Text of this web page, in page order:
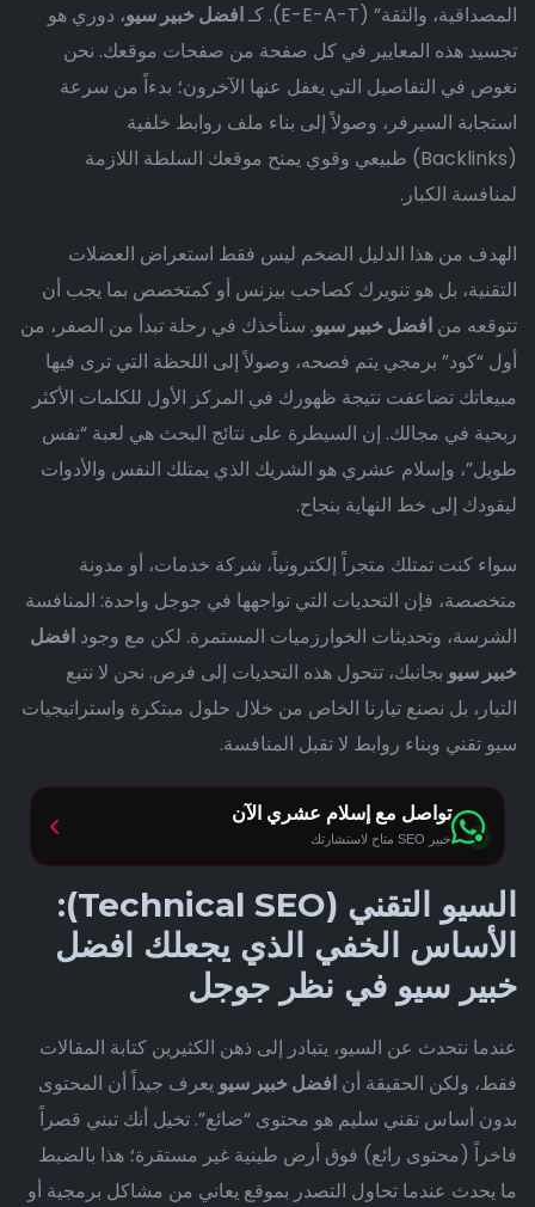
المصداقية، والثقة” (E-E-A-T). كـ
افضل خبير سيو، دوري هو
تجسيد هذه المعايير في كل صفحة من صفحات موقعك. نحن
نغوص في التفاصيل التي يغفل عنها الآخرون؛ بدءاً من سرعة
استجابة السيرفر، وصولاً إلى بناء ملف روابط خلفية
(Backlinks) طبيعي وقوي يمنح موقعك السلطة اللازمة
لمنافسة الكبار.
الهدف من هذا الدليل الضخم ليس فقط استعراض العضلات
التقنية، بل هو تنويرك كصاحب بيزنس أو كمتخصص بما يجب أن
تتوقعه من افضل خبير سيو. سنأخذك في رحلة تبدأ من الصفر، من
أول “كود” برمجي يتم فصحه، وصولاً إلى اللحظة التي ترى فيها
مبيعاتك تضاعفت نتيجة ظهورك في المركز الأول للكلمات الأكثر
ربحية في مجالك. إن السيطرة على نتائج البحث هي لعبة “نفس
طويل”، وإسلام عشري هو الشريك الذي يمتلك النفس والأدوات
ليقودك إلى خط النهاية بنجاح.
سواء كنت تمتلك متجراً إلكترونياً، شركة خدمات، أو مدونة
متخصصة، فإن التحديات التي تواجهها في جوجل واحدة: المنافسة
الشرسة، وتحديثات الخوارزميات المستمرة. لكن مع وجود افضل
خبير سيو بجانبك، تتحول هذه التحديات إلى فرص. نحن لا نتبع
التيار، بل نصنع تيارنا الخاص من خلال حلول مبتكرة واستراتيجيات
سيو تقني وبناء روابط لا تقبل المنافسة.
تواصل مع إسلام عشري الآن
خبير SEO متاح لاستشارتك
السيو التقني (Technical SEO):
الأساس الخفي الذي يجعلك افضل
خبير سيو في نظر جوجل
عندما نتحدث عن السيو، يتبادر إلى ذهن الكثيرين كتابة المقالات
فقط، ولكن الحقيقة أن افضل خبير سيو يعرف جيداً أن المحتوى
بدون أساس تقني سليم هو محتوى “ضائع”. تخيل أنك تبني قصراً
فاخراً (محتوى رائع) فوق أرض طينية غير مستقرة؛ هذا بالضبط
ما يحدث عندما تحاول التصدر بموقع يعاني من مشاكل برمجية أو